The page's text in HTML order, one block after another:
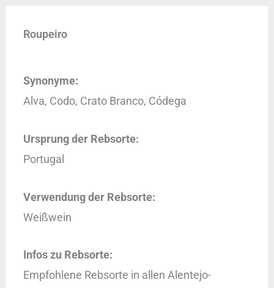
Roupeiro
Synonyme:
Alva, Codo, Crato Branco, Códega
Ursprung der Rebsorte:
Portugal
Verwendung der Rebsorte:
Weißwein
Infos zu Rebsorte:
Empfohlene Rebsorte in allen Alentejo-